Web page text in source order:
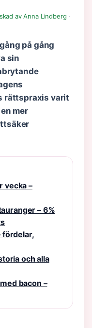
av Anna Lindberg ·
på gång
sin
rättspraxis varit
mer
vecka –
– 6%
fördelar,
och alla
bacon –